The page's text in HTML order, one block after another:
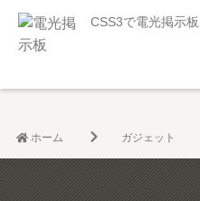
CSS3で電光掲示
ホーム ガジェット